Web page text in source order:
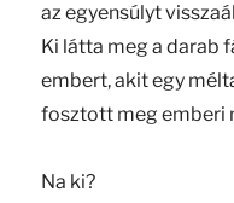
az egyensúlyt
Ki látta meg a darab
embert, akit egy
fosztott meg emberi
Na ki?